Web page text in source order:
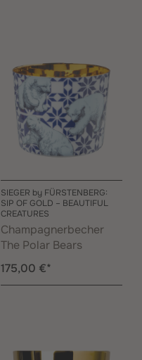
SIEGER by FÜRSTENBERG:
SIP OF GOLD – BEAUTIFUL
CREATURES
Champagnerbecher
The Polar Bears
175,00 €*